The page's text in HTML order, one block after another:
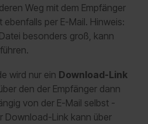
Weg mit dem Empfänger
per E-Mail. Hinweis:
besonders groß, kann
wird nur ein Download-Link
den der Empfänger dann
von der E-Mail selbst -
Download-Link kann über